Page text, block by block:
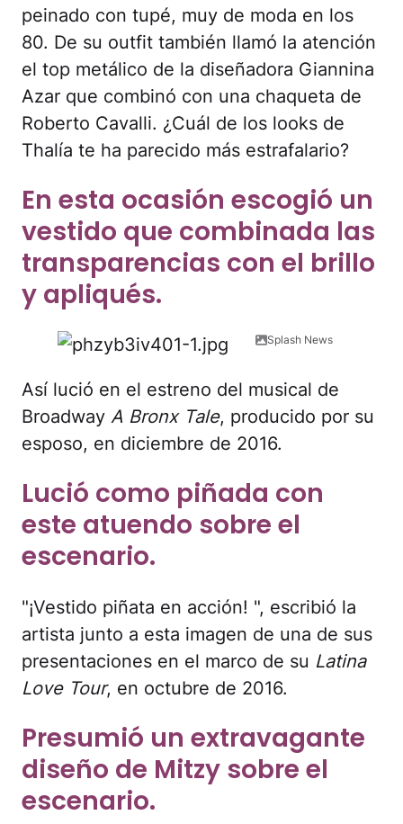
peinado con tupé, muy de moda en los
80. De su outfit también llamó la atención
el top metálico de la diseñadora Giannina
Azar que combinó con una chaqueta de
Roberto Cavalli. ¿Cuál de los looks de
Thalía te ha parecido más estrafalario?
En esta ocasión escogió un
vestido que combinada las
transparencias con el brillo
y apliqués.
Splash News
Así lució en el estreno del musical de
Broadway A Bronx Tale, producido por su
esposo, en diciembre de 2016.
Lució como piñada con
este atuendo sobre el
escenario.
"¡Vestido piñata en acción! ", escribió la
artista junto a esta imagen de una de sus
presentaciones en el marco de su Latina
Love Tour, en octubre de 2016.
Presumió un extravagante
diseño de Mitzy sobre el
escenario.